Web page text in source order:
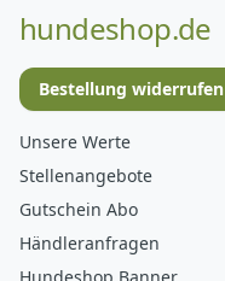
hundeshop.de
Bestellung widerrufen
Unsere Werte
Stellenangebote
Gutschein Abo
Händleranfragen